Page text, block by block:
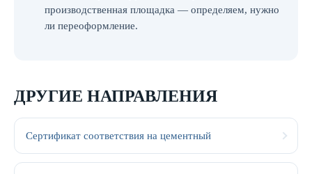
производственная площадка — определяем, нужно
ли переоформление.
ДРУГИЕ НАПРАВЛЕНИЯ
Сертификат соответствия на цементный